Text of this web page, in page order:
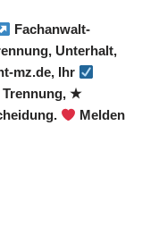
Fachanwalt-
Unterhalt,
mz.de, Ihr
★
Melden